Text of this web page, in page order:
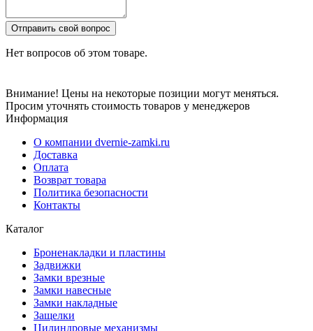
Отправить свой вопрос
Нет вопросов об этом товаре.
Внимание! Цены на некоторые позиции могут меняться.
Просим уточнять стоимость товаров у менеджеров
Информация
О компании dvernie-zamki.ru
Доставка
Оплата
Возврат товара
Политика безопасности
Контакты
Каталог
Броненакладки и пластины
Задвижки
Замки врезные
Замки навесные
Замки накладные
Защелки
Цилиндровые механизмы